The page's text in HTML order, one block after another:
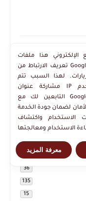
3
2
42
9
4
36
135
15
هذا ملفات
تعريف الارتباط من Google لتقديم خدماته
لهذا السبب تتم
مشاركة عنوان IP ووكيل المستخدم
التابعين لك مع Google بالإضافة إلى
لضمان جودة الخدمة
الاستخدام واكتشاف
معرفة المزيد